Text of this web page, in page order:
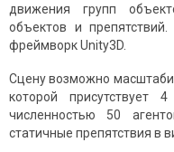
движения групп
объектов и
фреймворк Unity3D.
Сцену возможно
которой присутствует
численностью 50
статичные препятствия в